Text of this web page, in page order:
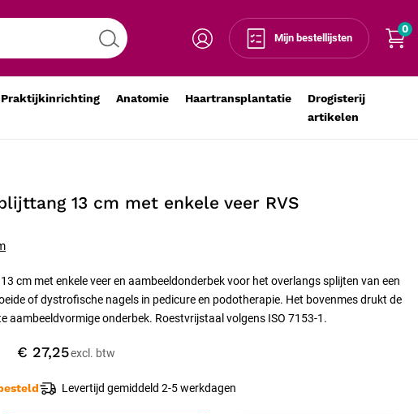
Mijn bestellijsten
0
Praktijkinrichting Anatomie Haartransplantatie
Drogisterij
artikelen
13 cm met enkele veer RVS
€ 27,25
- Voeg toe aan winkelmandje
Levertijd gemiddeld 2-5 werkdagen
cm met enkele veer en aambeeldonderbek voor het overlangs splijten van een
of dystrofische nagels in pedicure en podotherapie. Het bovenmes drukt de
aambeeldvormige onderbek. Roestvrijstaal volgens ISO 7153-1.